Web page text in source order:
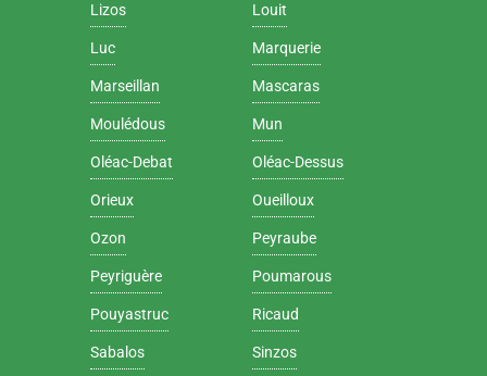
Lizos Louit
Luc Marquerie
Marseillan Mascaras
Moulédous Mun
Oléac-Debat Oléac-Dessus
Orieux Oueilloux
Ozon Peyraube
Peyriguère Poumarous
Pouyastruc Ricaud
Sabalos Sinzos